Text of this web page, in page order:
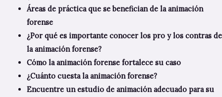
Áreas de práctica que se benefician de la animación
forense
¿Por qué es importante conocer los pro y los contras de
la animación forense?
Cómo la animación forense fortalece su caso
¿Cuánto cuesta la animación forense?
Encuentre un estudio de animación adecuado para su